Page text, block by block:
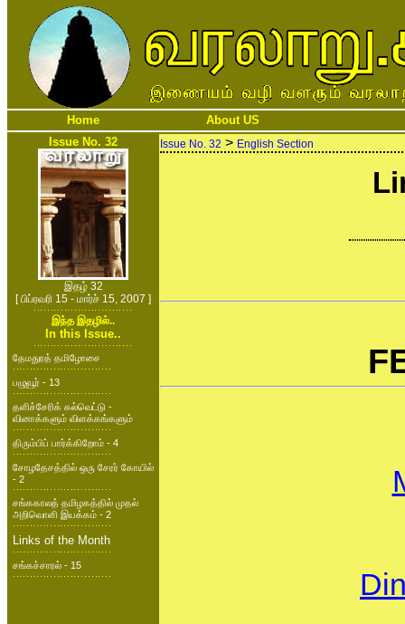
Home
About US
Issue No. 32
இதழ் 32
[ பிப்ரவரி 15 - மார்ச் 15, 2007 ]
இந்த இதழில்..
In this Issue..
தேமதுரத் தமிழோசை
பழுவூர் - 13
தளிச்சேரிக் கல்வெட்டு -
வினாக்களும் விளக்கங்களும்
திரும்பிப் பார்க்கிறோம் - 4
சோழதேசத்தில் ஒரு சேரர் கோயில்
- 2
சங்ககாலத் தமிழகத்தில் முதல்
அறிவொளி இயக்கம் - 2
Links of the Month
சங்கச்சாரல் - 15
Issue No. 32 > English Section